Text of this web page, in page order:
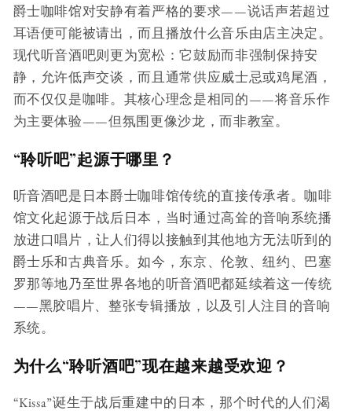
爵士咖啡馆对安静有着严格的要求——说话声若超过
耳语便可能被请出，而且播放什么音乐由店主决定。
现代听音酒吧则更为宽松：它鼓励而非强制保持安
静，允许低声交谈，而且通常供应威士忌或鸡尾酒，
而不仅仅是咖啡。其核心理念是相同的——将音乐作
为主要体验——但氛围更像沙龙，而非教室。
“聆听吧”起源于哪里？
听音酒吧是日本爵士咖啡馆传统的直接传承者。咖啡
馆文化起源于战后日本，当时通过高耸的音响系统播
放进口唱片，让人们得以接触到其他地方无法听到的
爵士乐和古典音乐。如今，东京、伦敦、纽约、巴塞
罗那等地乃至世界各地的听音酒吧都延续着这一传统
——黑胶唱片、整张专辑播放，以及引人注目的音响
系统。
为什么“聆听酒吧”现在越来越受欢迎？
“Kissa”诞生于战后重建中的日本，那个时代的人们渴